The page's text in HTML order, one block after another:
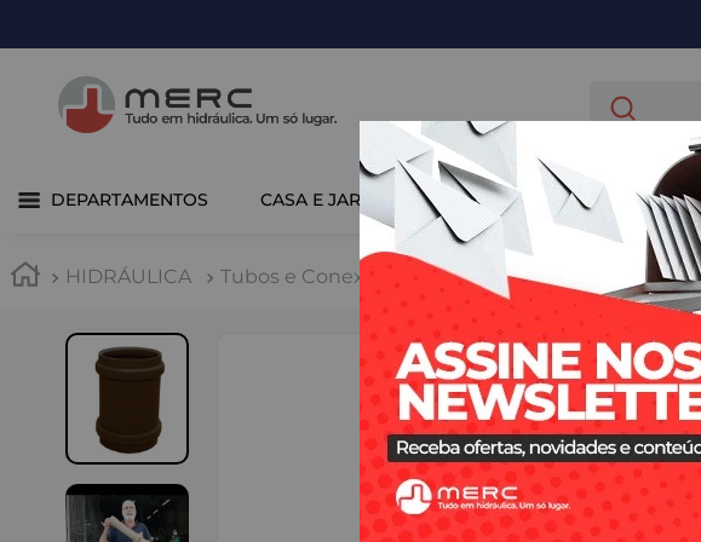
DEPARTAMENTOS CASA E JARDIM COZINHA E LAVANDERIA
HIDRÁULICA Tubos e Conexões PVC